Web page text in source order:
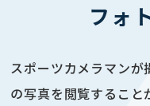
フォ
スポーツカメラマン
の写真を閲覧すること